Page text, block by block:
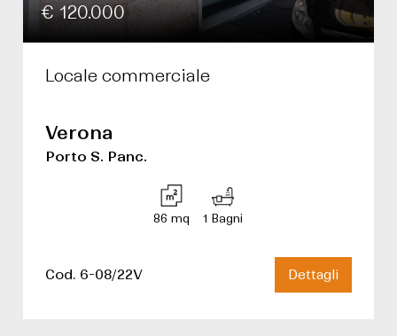
€ 120.000
Locale commerciale
Verona
Porto S. Panc.
86 mq 1 Bagni
Cod. 6-08/22V Dettagli